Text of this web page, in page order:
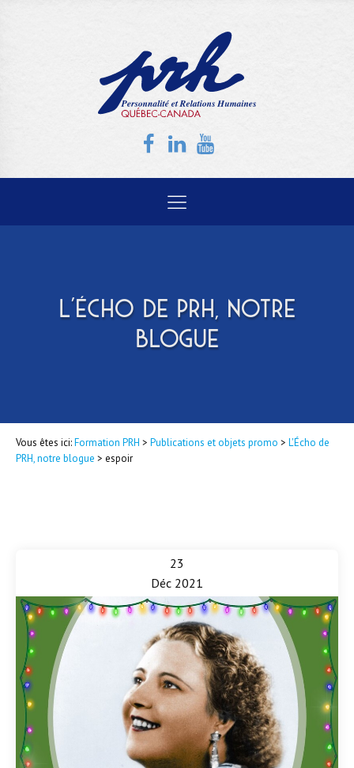
L'ÉCHO DE PRH, NOTRE
BLOGUE
Vous êtes ici:Formation PRH > Publications et objets promo > L'Écho de
PRH, notre blogue > espoir
23
Déc 2021